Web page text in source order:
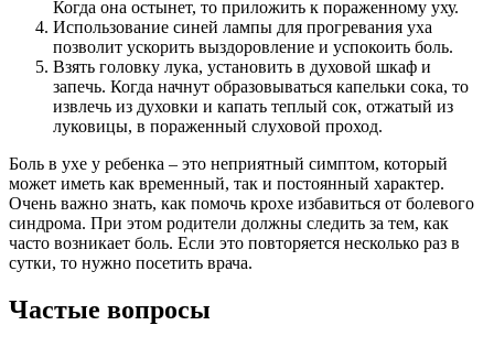
Когда она остынет, то приложить к пораженному уху.
Использование синей лампы для прогревания уха
позволит ускорить выздоровление и успокоить боль.
Взять головку лука, установить в духовой шкаф и
запечь. Когда начнут образовываться капельки сока, то
извлечь из духовки и капать теплый сок, отжатый из
луковицы, в пораженный слуховой проход.
Боль в ухе у ребенка – это неприятный симптом, который
может иметь как временный, так и постоянный характер.
Очень важно знать, как помочь крохе избавиться от болевого
синдрома. При этом родители должны следить за тем, как
часто возникает боль. Если это повторяется несколько раз в
сутки, то нужно посетить врача.
Частые вопросы